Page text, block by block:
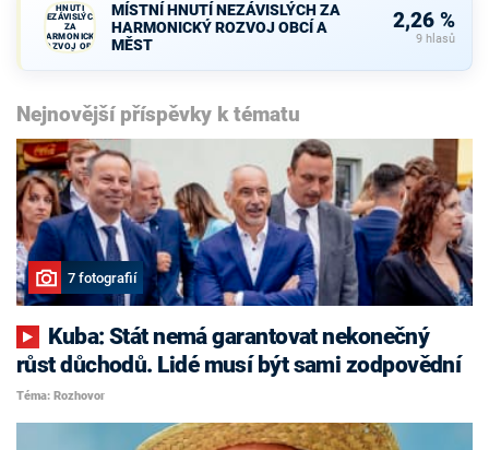
HNUTÍ
NEZÁVISLÝCH
ZA
HARMONICKÝ
ROZVOJ OBCÍ
A MĚST
MÍSTNÍ HNUTÍ NEZÁVISLÝCH ZA
HARMONICKÝ ROZVOJ OBCÍ A
MĚST
2,26 %
9 hlasů
Nejnovější příspěvky k tématu
7 fotografií
růst důchodů. Lidé musí být sami zodpovědní
Téma: Rozhovor